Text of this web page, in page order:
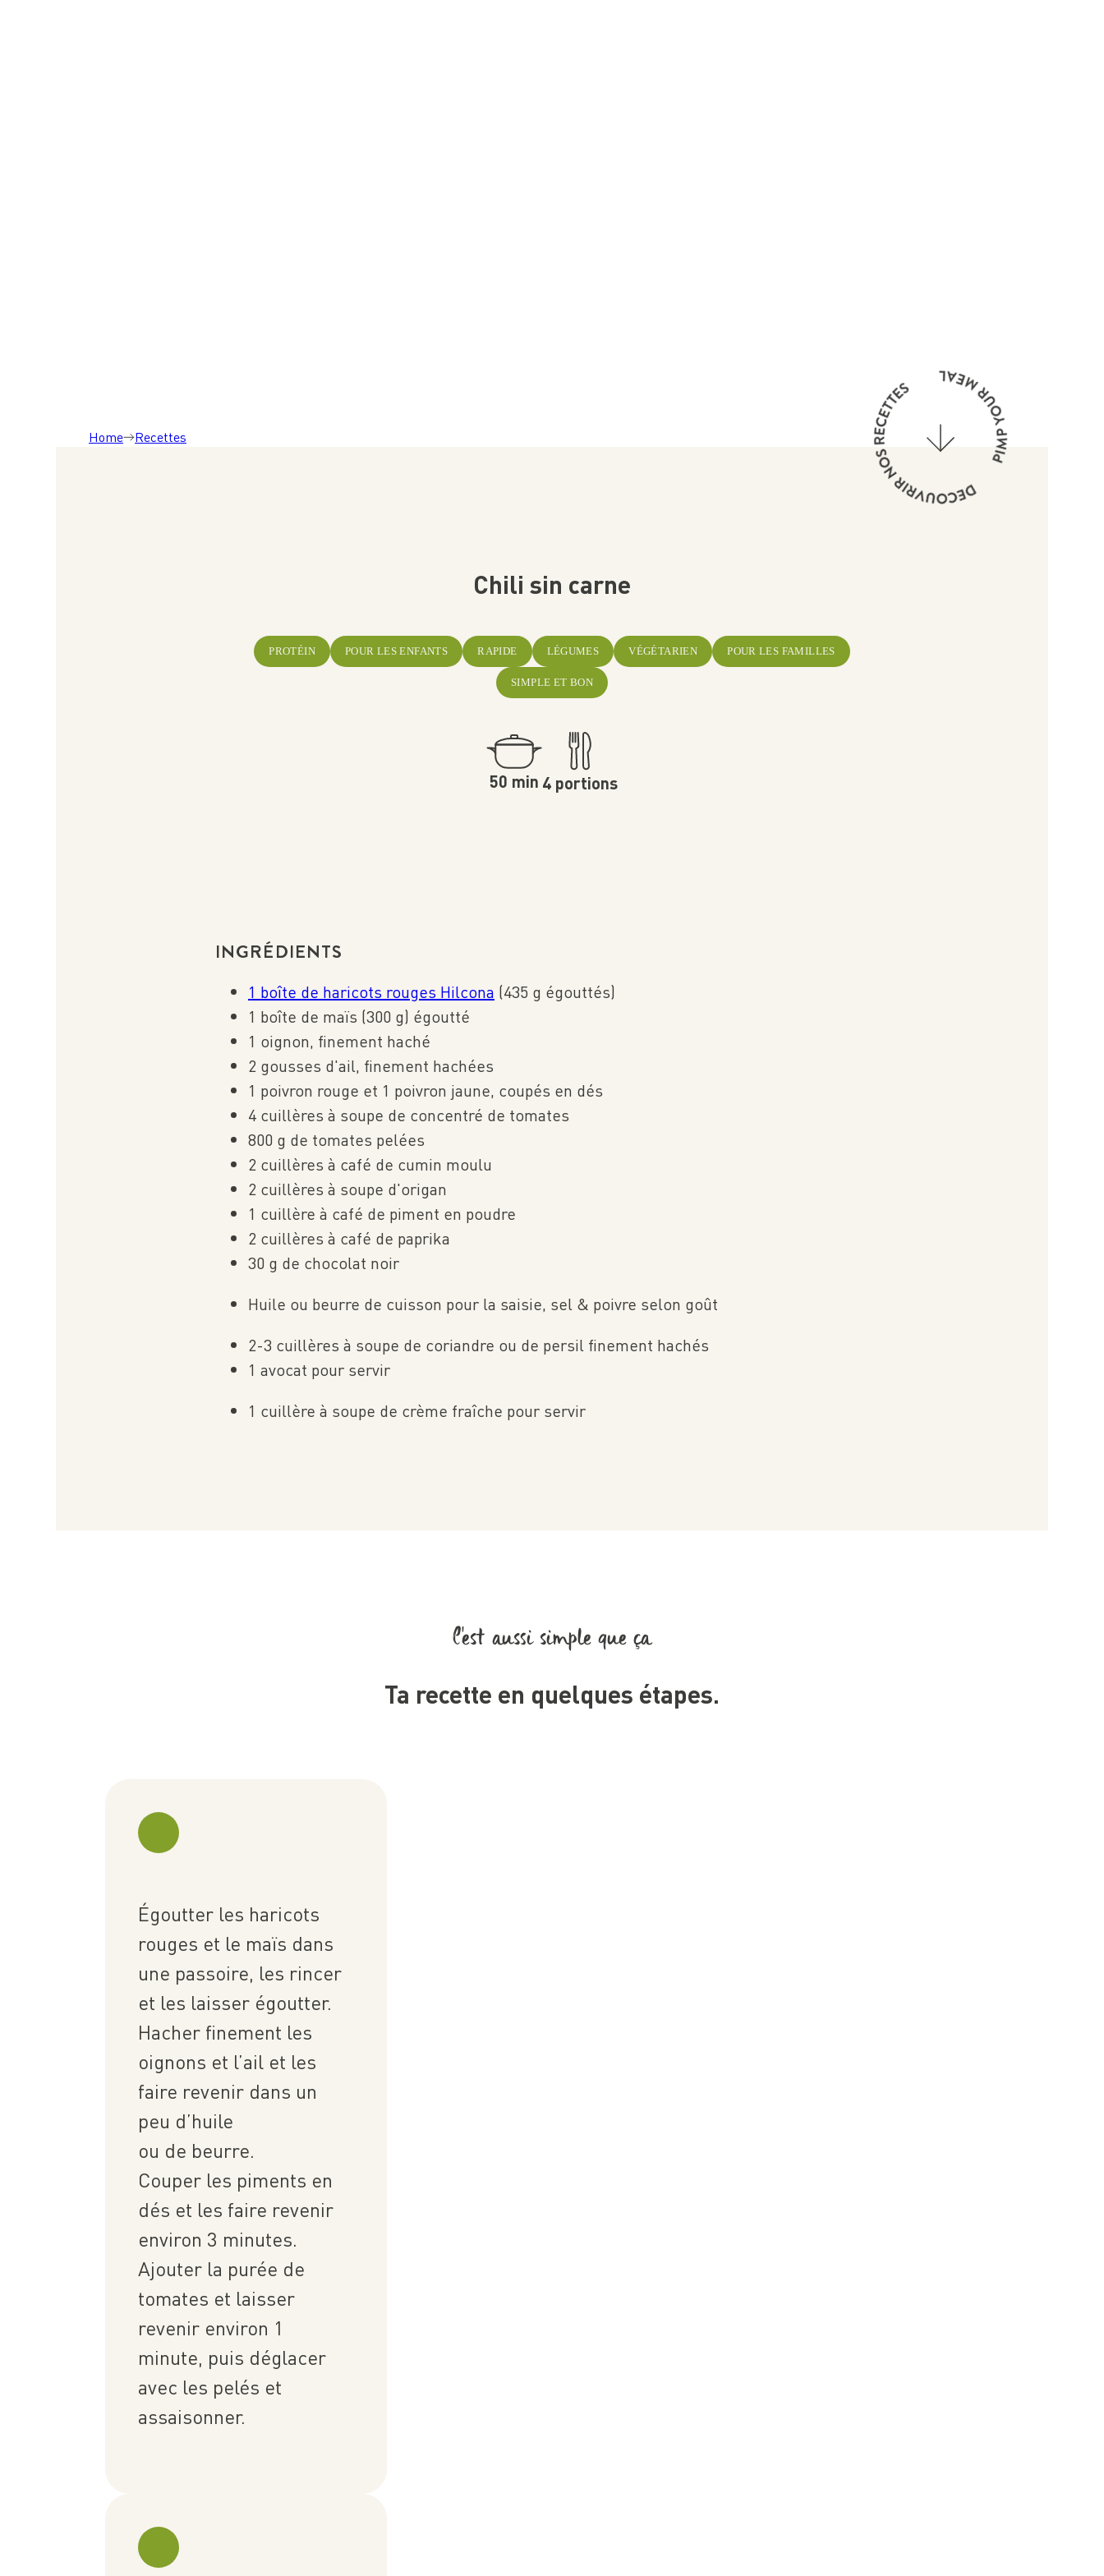
Home Recettes
Chili sin carne
PROTÉIN POUR LES ENFANTS RAPIDE LÉGUMES VÉGÉTARIEN POUR LES FAMILLES
SIMPLE ET BON
50 min 4 portions
INGRÉDIENTS
1 boîte de haricots rouges Hilcona (435 g égouttés)
1 boîte de maïs (300 g) égoutté
1 oignon, finement haché
2 gousses d'ail, finement hachées
1 poivron rouge et 1 poivron jaune, coupés en dés
4 cuillères à soupe de concentré de tomates
800 g de tomates pelées
2 cuillères à café de cumin moulu
2 cuillères à soupe d'origan
1 cuillère à café de piment en poudre
2 cuillères à café de paprika
30 g de chocolat noir
Huile ou beurre de cuisson pour la saisie, sel & poivre selon goût
2-3 cuillères à soupe de coriandre ou de persil finement hachés
1 avocat pour servir
1 cuillère à soupe de crème fraîche pour servir
C’est aussi simple que ça
Ta recette en quelques étapes.
Égoutter les haricots
rouges et le maïs dans
une passoire, les rincer
et les laisser égoutter.
Hacher finement les
oignons et l’ail et les
faire revenir dans un
peu d’huile
ou de beurre.
Couper les piments en
dés et les faire revenir
environ 3 minutes.
Ajouter la purée de
tomates et laisser
revenir environ 1
minute, puis déglacer
avec les pelés et
assaisonner.